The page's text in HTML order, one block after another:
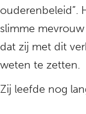
ouderenbeleid”.
slimme
dat zij met dit
weten te zetten.
Zij leefde nog